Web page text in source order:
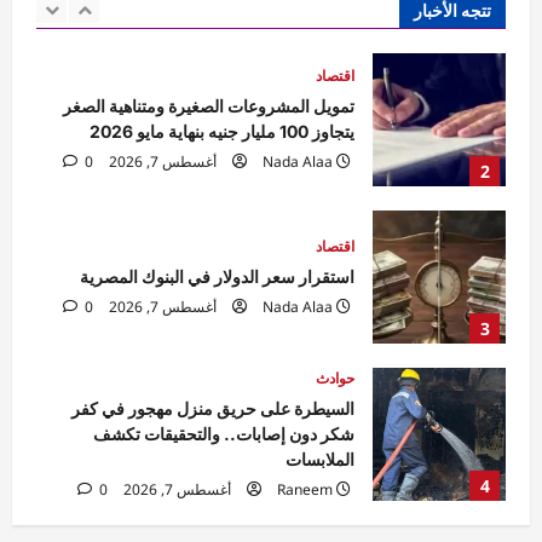
تتجه الأخبار
2
0
3
اقتصاد
استقرار سعر الدولار في البنوك المصرية
Nada Alaa
أغسطس 7, 2026
4
السيطرة على حريق منزل مهجور في كفر
شكر دون إصابات.. والتحقيقات تكشف
الملابسات
5
حوادث
مقتل مسن بورسعيد.. العثور على رجل مُقيد
اليدين والقدمين داخل منزله والأمن يكثف
التحريات
Raneem
أغسطس 7, 2026 0